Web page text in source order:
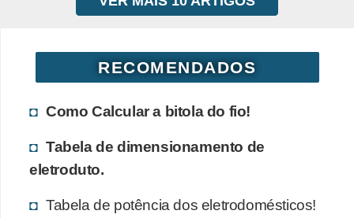
RECOMENDADOS
Como Calcular a bitola do fio!
Tabela de dimensionamento de
eletroduto.
Tabela de potência dos eletrodomésticos!
ç
v
c